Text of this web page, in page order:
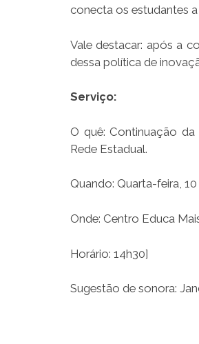
conecta os estudantes
Vale destacar: após a
dessa política de
Serviço:
O quê: Continuação
Rede Estadual.
Quando: Quarta-feira,
Onde: Centro Educa
Horário: 14h30]
Sugestão de sonora: